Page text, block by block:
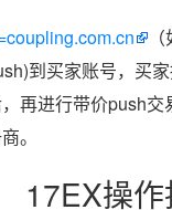
到买家账号，买
再进行带价push交
。
17EX操